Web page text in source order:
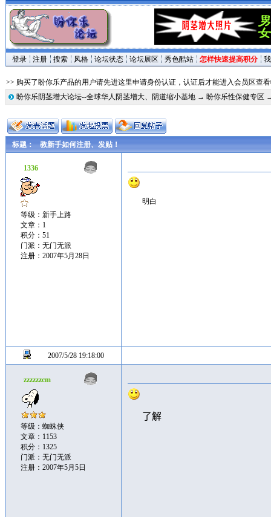
登录 注册 搜索 风格 论坛状态 论坛展区 秀色酷站 怎样快速提高积分
>> 购买了盼你乐产品的用户请先进这里申请身份认证，认证后才能进入会员区查
盼你乐阴茎增大论坛--全球华人阴茎增大、阴道缩小基地→ 盼你乐性保健专区
标题： 教新手如何注册、发贴！
1336
等级：新手上路
文章：1
积分：51
门派：无门无派
注册：2007年5月28日
明白
2007/5/28 19:18:00
zzzzzzcm
等级：蜘蛛侠
文章：1153
积分：1325
门派：无门无派
注册：2007年5月5日
了解